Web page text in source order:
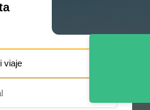
viaje